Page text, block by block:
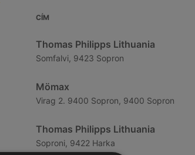
CÍM
Thomas Philipps Lithuania
Somfalvi, 9423 Sopron
Mömax
Virag 2. 9400 Sopron, 9400 Sopron
Thomas Philipps Lithuania
Soproni, 9422 Harka